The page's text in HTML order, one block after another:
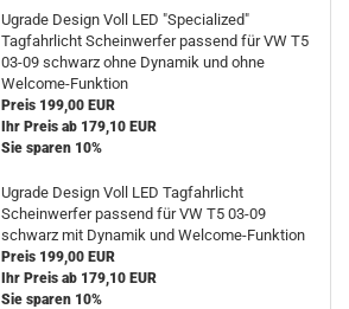
Ugrade Design Voll LED "Specialized"
Tagfahrlicht Scheinwerfer passend für VW T5
03-09 schwarz ohne Dynamik und ohne
Welcome-Funktion
Preis 199,00 EUR
Ihr Preis ab 179,10 EUR
Sie sparen 10%
Ugrade Design Voll LED Tagfahrlicht
Scheinwerfer passend für VW T5 03-09
schwarz mit Dynamik und Welcome-Funktion
Preis 199,00 EUR
Ihr Preis ab 179,10 EUR
Sie sparen 10%